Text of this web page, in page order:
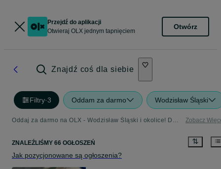
Przejdź do aplikacji
Otwieraj OLX jednym tapnięciem
Otwórz
Znajdź coś dla siebie
Filtry·3 Oddam za darmo Wodzisław Śląski
Oddaj za darmo na OLX - Wodzisław Śląski i okolice! Dodaj ofertę w kategorii Oddam za Darmo Zobacz
ZNALEŹLIŚMY 66 OGŁOSZEŃ
Jak pozycjonowane są ogłoszenia?